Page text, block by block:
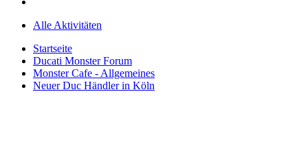
Alle Aktivitäten
Startseite
Ducati Monster Forum
Monster Cafe - Allgemeines
Neuer Duc Händler in Köln